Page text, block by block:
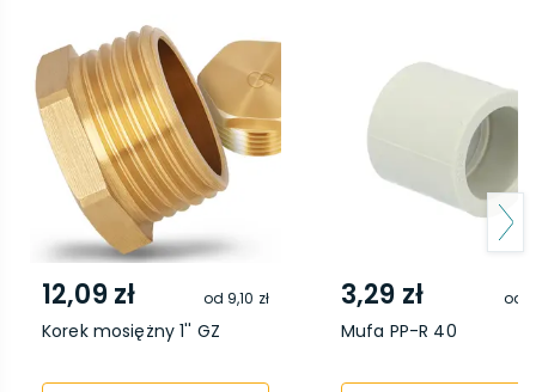
12,09 zł od 9,10 zł
Korek mosiężny 1'' GZ
3,29 zł od
Mufa PP-R 40